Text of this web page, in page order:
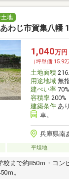
地
わじ市賀集八幡
1,040万円
（坪単価:15.92
土地面積
用途地域無
建ぺい率70%
容積率200%
建築条件あり
車。
兵庫県南
平坦地
校まで約850ｍ・コン
ｍ。